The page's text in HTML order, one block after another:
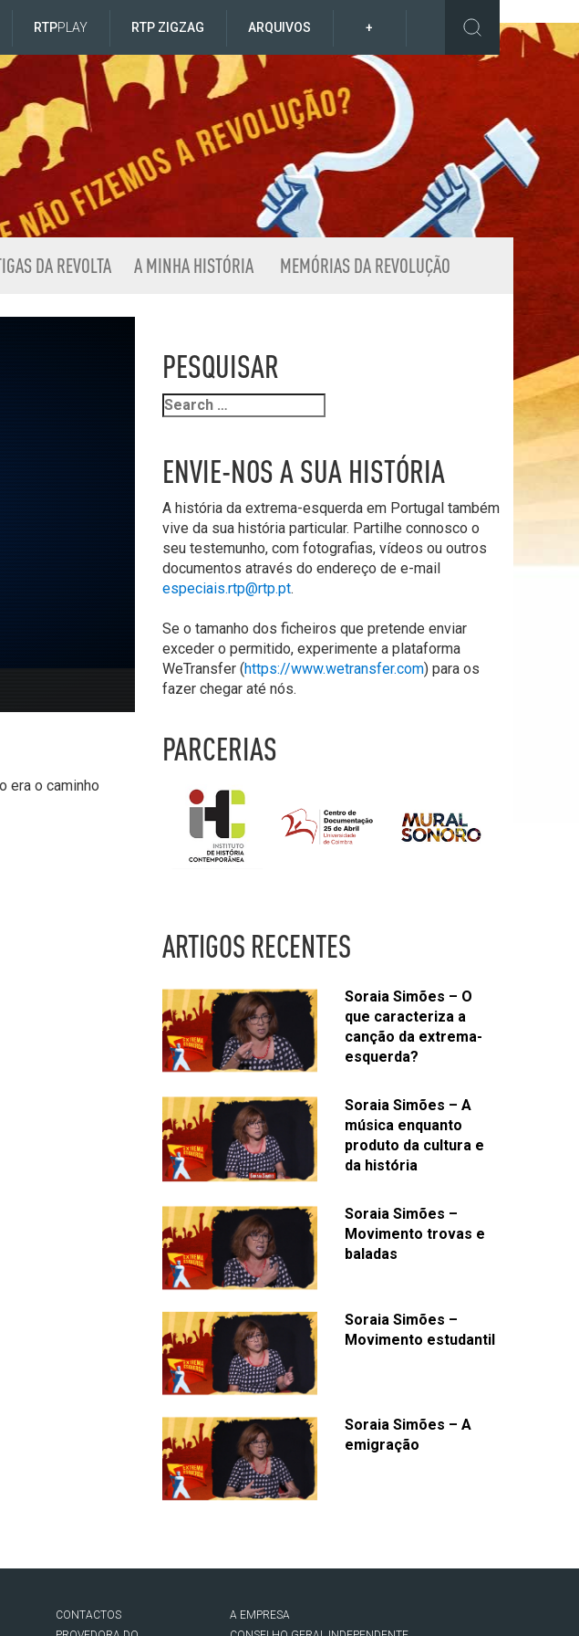
RTPPLAY RTP ZIGZAG ARQUIVOS +
DA REVOLTA A MINHA HISTÓRIA MEMÓRIAS DA REVOLUÇÃO
era o caminho
PESQUISAR
ENVIE-NOS A SUA HISTÓRIA
A história da extrema-esquerda em Portugal também
vive da sua história particular. Partilhe connosco o
seu testemunho, com fotografias, vídeos ou outros
documentos através do endereço de e-mail
especiais.rtp@rtp.pt.
Se o tamanho dos ficheiros que pretende enviar
exceder o permitido, experimente a plataforma
WeTransfer (https://www.wetransfer.com) para os
fazer chegar até nós.
PARCERIAS
ARTIGOS RECENTES
Soraia Simões – O
que caracteriza a
canção da extrema-
esquerda?
Soraia Simões – A
música enquanto
produto da cultura e
da história
Soraia Simões –
Movimento trovas e
baladas
Soraia Simões –
Movimento estudantil
Soraia Simões – A
emigração
CONTACTOS
A EMPRESA